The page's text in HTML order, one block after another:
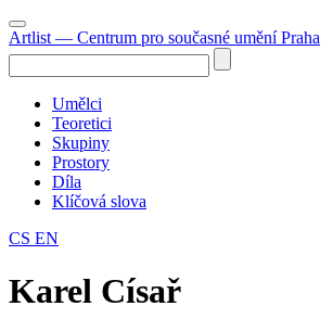
Artlist — Centrum pro současné umění Praha
Umělci
Teoretici
Skupiny
Prostory
Díla
Klíčová slova
CS EN
Karel Císař